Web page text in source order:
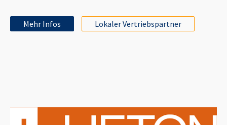
Mehr Infos Lokaler Vertriebspartner